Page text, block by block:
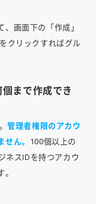
画面下の「作成」
クリックすればグル
まで作成でき
管理者権限のアカウ
ん。 100個以上の
ネスIDを持つアカウ